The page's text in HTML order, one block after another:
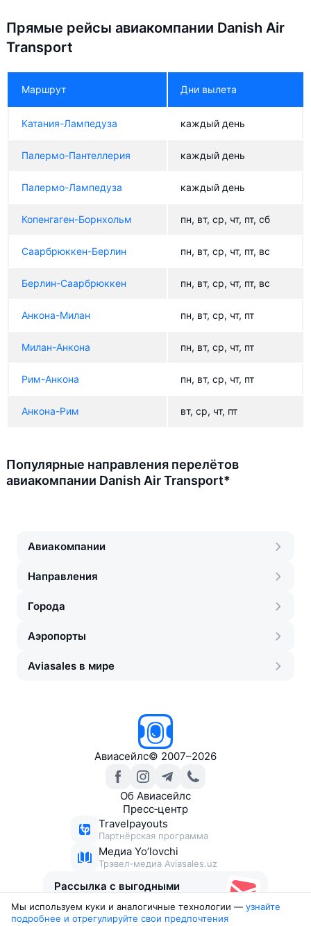
Прямые рейсы авиакомпании Danish Air
Transport
Маршрут Дни вылета
Катания-Лампедуза каждый день
Палермо-Пантеллерия каждый день
Палермо-Лампедуза каждый день
Копенгаген-Борнхольм пн, вт, ср, чт, пт, сб
Саарбрюккен-Берлин пн, вт, ср, чт, пт, вс
Берлин-Саарбрюккен пн, вт, ср, чт, пт, вс
Анкона-Милан пн, вт, ср, чт, пт
Милан-Анкона пн, вт, ср, чт, пт
Рим-Анкона пн, вт, ср, чт, пт
Анкона-Рим вт, ср, чт, пт
Популярные направления перелётов
авиакомпании Danish Air Transport*
Авиакомпании
Направления
Города
Аэропорты
Aviasales в мире
Авиасейлс© 2007–2026
Об Авиасейлс
Пресс‑центр
Travelpayouts
Партнёрская программа
Медиа Yo’lovchi
Трэвел‑медиа Aviasales.uz
Рассылка с выгодными
Мы используем куки и аналогичные технологии — узнайте
подробнее и отрегулируйте свои предпочтения